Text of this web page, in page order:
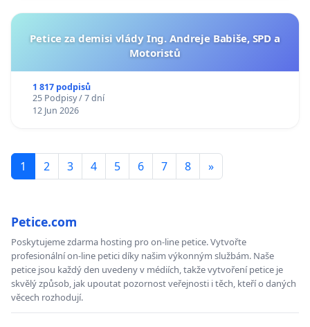
Petice za demisi vlády Ing. Andreje Babiše, SPD a
Motoristů
1 817 podpisů
25 Podpisy / 7 dní
12 Jun 2026
1 2 3 4 5 6 7 8 »
Petice.com
Poskytujeme zdarma hosting pro on-line petice. Vytvořte
profesionální on-line petici díky našim výkonným službám. Naše
petice jsou každý den uvedeny v médiích, takže vytvoření petice je
skvělý způsob, jak upoutat pozornost veřejnosti i těch, kteří o daných
věcech rozhodují.